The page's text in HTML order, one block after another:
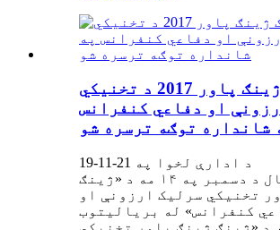
د ژینګ ژینګ پاور 2017 د تخنیکي
او دفاعي کنفرانس
شانداره توګه ترسره شو
د ادارې لخوا په 21-11-19
د ۲۰۱۷ کال د دسمبر په ۱۴ مه د «ژینګ
تخنیکي سرلیک ارزونې او
کنفرانس» له بریالیتوب
د «ژینګ ژینګ پاور تخنیکي